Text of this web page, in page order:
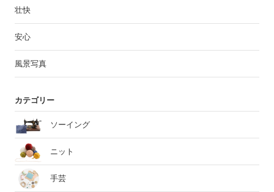
壮快
安心
風景写真
カテゴリー
ソーイング
ニット
手芸